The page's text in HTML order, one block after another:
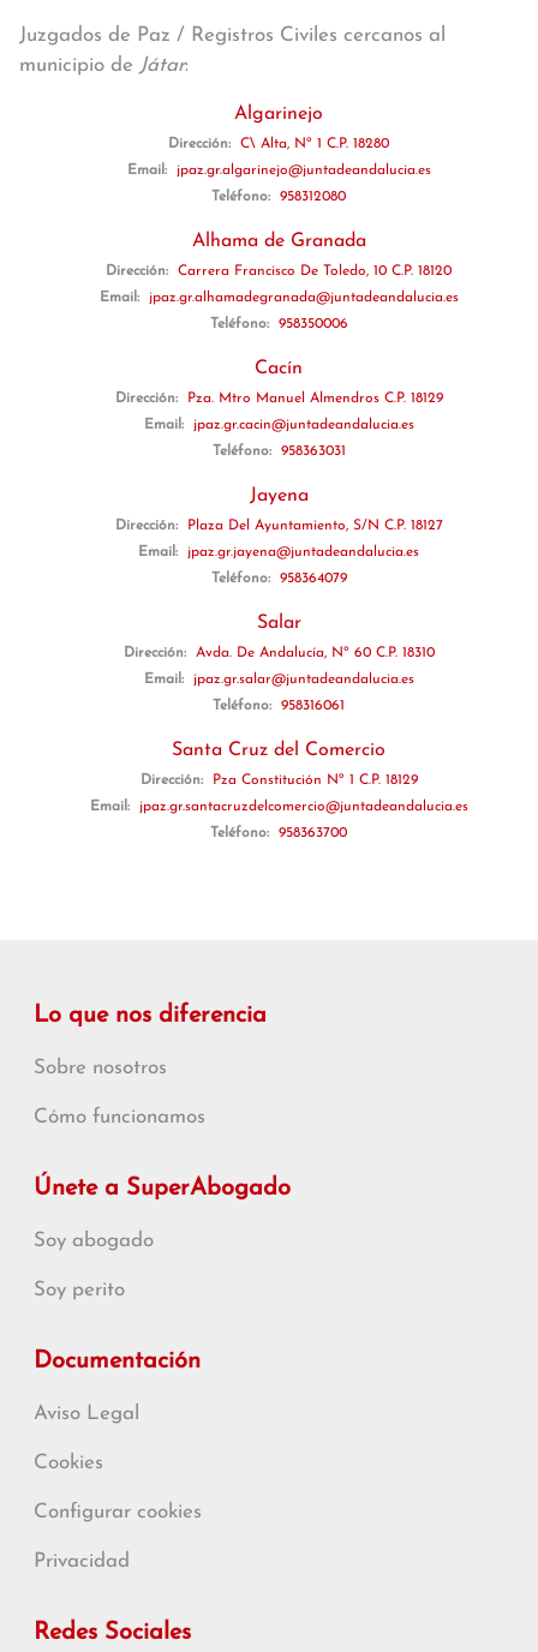
Juzgados de Paz / Registros Civiles cercanos al
municipio de Játar:
Algarinejo
Dirección:
C\ Alta, Nº 1 C.P. 18280
Email:
jpaz.gr.algarinejo@juntadeandalucia.es
Teléfono:
958312080
Alhama de Granada
Dirección:
Carrera Francisco De Toledo, 10 C.P. 18120
Email:
jpaz.gr.alhamadegranada@juntadeandalucia.es
Teléfono:
958350006
Cacín
Dirección:
Pza. Mtro Manuel Almendros C.P. 18129
Email:
jpaz.gr.cacin@juntadeandalucia.es
Teléfono:
958363031
Jayena
Dirección:
Plaza Del Ayuntamiento, S/N C.P. 18127
Email:
jpaz.gr.jayena@juntadeandalucia.es
Teléfono:
958364079
Salar
Dirección:
Avda. De Andalucía, Nº 60 C.P. 18310
Email:
jpaz.gr.salar@juntadeandalucia.es
Teléfono:
958316061
Santa Cruz del Comercio
Dirección:
Pza Constitución Nº 1 C.P. 18129
Email:
jpaz.gr.santacruzdelcomercio@juntadeandalucia.es
Teléfono:
958363700
Lo que nos diferencia
Sobre nosotros
Cómo funcionamos
Únete a SuperAbogado
Soy abogado
Soy perito
Documentación
Aviso Legal
Cookies
Configurar cookies
Privacidad
Redes Sociales